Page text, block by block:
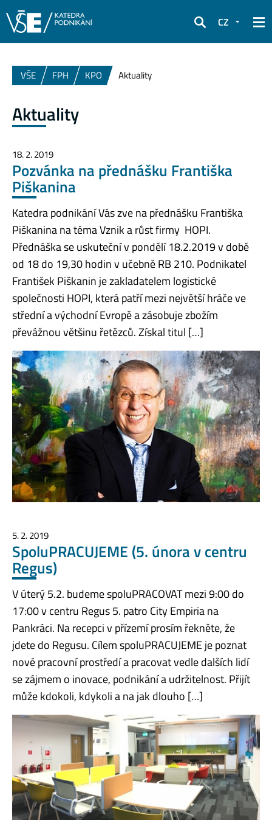
Hledat
CZ
VŠE FPH KPO Aktuality
Aktuality
18. 2. 2019
Pozvánka na přednášku Františka
Piškanina
Katedra podnikání Vás zve na přednášku Františka
Piškanina na téma Vznik a růst firmy HOPI.
Přednáška se uskuteční v pondělí 18.2.2019 v době
od 18 do 19,30 hodin v učebně RB 210. Podnikatel
František Piškanin je zakladatelem logistické
společnosti HOPI, která patří mezi největší hráče ve
střední a východní Evropě a zásobuje zbožím
převážnou většinu řetězců. Získal titul […]
5. 2. 2019
SpoluPRACUJEME (5. února v centru
Regus)
V úterý 5.2. budeme spoluPRACOVAT mezi 9:00 do
17:00 v centru Regus 5. patro City Empiria na
Pankráci. Na recepci v přízemí prosím řekněte, že
jdete do Regusu. Cílem spoluPRACUJEME je poznat
nové pracovní prostředí a pracovat vedle dalších lidí
se zájmem o inovace, podnikání a udržitelnost. Přijít
může kdokoli, kdykoli a na jak dlouho […]